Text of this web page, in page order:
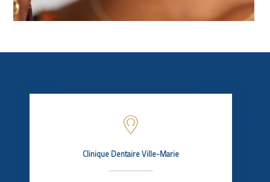
Clinique Dentaire Ville-Marie